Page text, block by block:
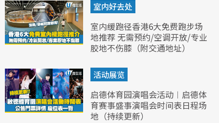
室内好去处
室内缓跑径香港6大免费跑步场
地推荐 无需预约/空调开放/专业
胶地不伤膝（附交通地址）
活动展览
启德体育园演唱会活动︱启德体
育赛事盛事演唱会时间表日程场
地（持续更新）